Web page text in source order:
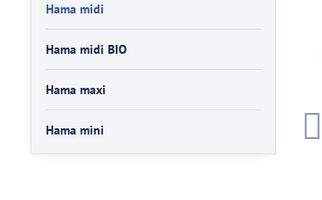
Hama midi
Hama midi BIO
Hama maxi
Hama mini